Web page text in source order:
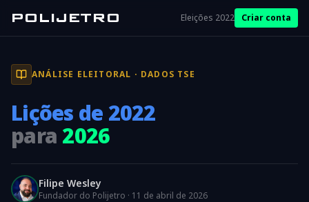
POLIJETRO Eleições 2022 Criar conta
ANÁLISE ELEITORAL · DADOS TSE
Lições de 2022
para 2026
Filipe Wesley
Fundador do Polijetro · 11 de abril de 2026